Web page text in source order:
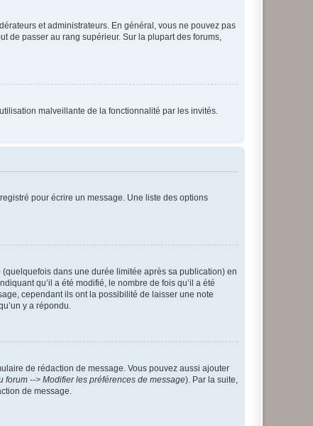
et administrateurs. En général, vous ne pouvez pas
de passer au rang supérieur. Sur la plupart des forums,
malveillante de la fonctionnalité par les invités.
pour écrire un message. Une liste des options
dans une durée limitée après sa publication) en
qu’il a été modifié, le nombre de fois qu’il a été
cependant ils ont la possibilité de laisser une note
y a répondu.
de rédaction de message. Vous pouvez aussi ajouter
forum --> Modifier les préférences de message). Par la suite,
de message.